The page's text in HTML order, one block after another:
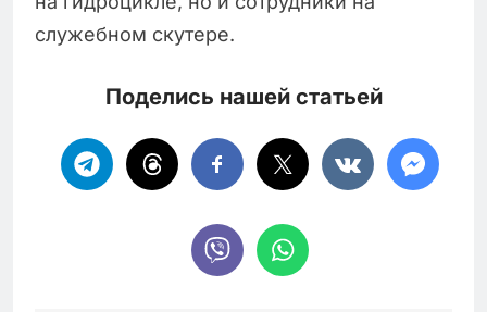
служебном скутере.
Поделись нашей статьей